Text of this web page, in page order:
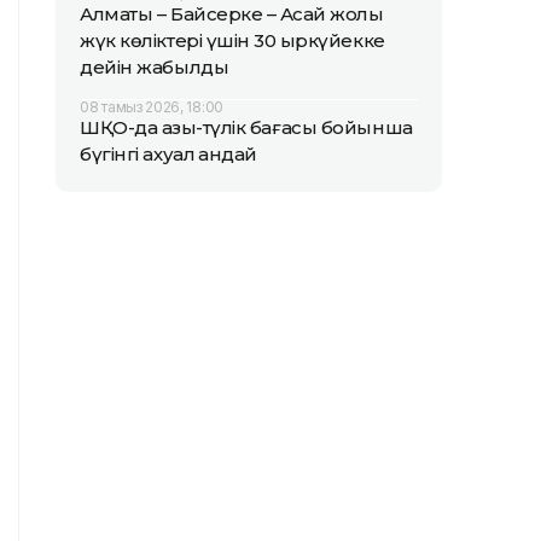
Алматы – Байсерке – Ақсай жолы
жүк көліктері үшін 30 қыркүйекке
дейін жабылды
08 тамыз 2026, 18:00
ШҚО-да азық-түлік бағасы бойынша
бүгінгі ахуал қандай